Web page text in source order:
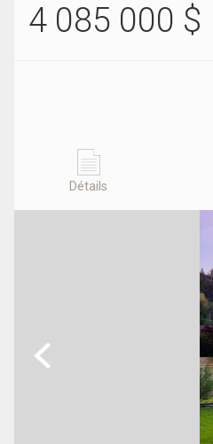
4 085 000 $
Détails
Previous